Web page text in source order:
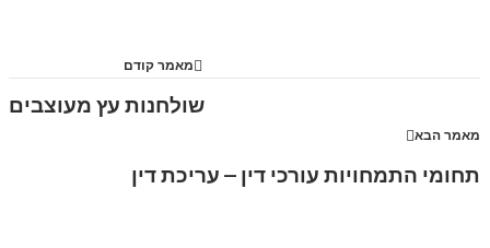
מאמר קודם
שולחנות עץ מעוצבים
מאמר הבא
תחומי התמחויות עורכי דין – עריכת דין